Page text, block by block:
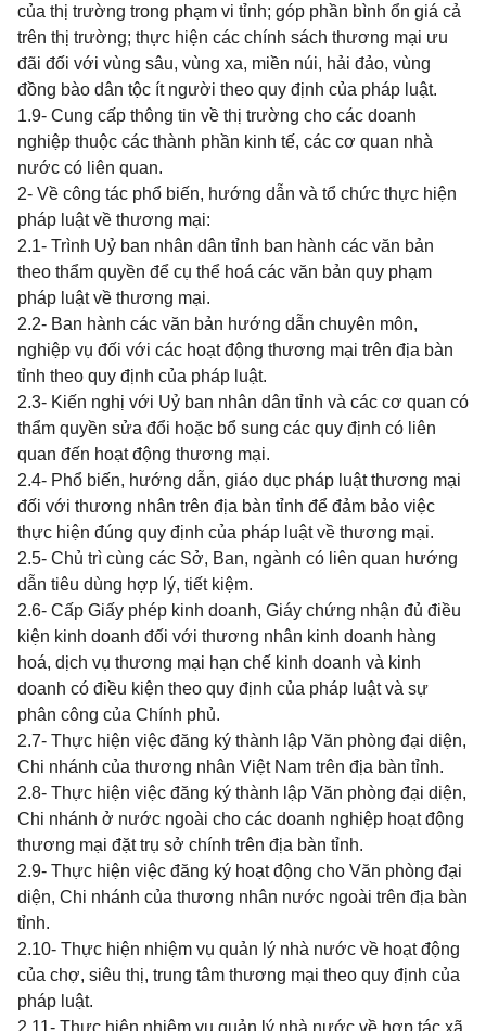
của thị trường trong phạm vi tỉnh; góp phần bình ổn giá cả
trên thị trường; thực hiện các chính sách thương mại ưu
đãi đối với vùng sâu, vùng xa, miền núi, hải đảo, vùng
đồng bào dân tộc ít người theo quy định của pháp luật.
1.9- Cung cấp thông tin về thị trường cho các doanh
nghiệp thuộc các thành phần kinh tế, các cơ quan nhà
nước có liên quan.
2- Về công tác phổ biến, hướng dẫn và tổ chức thực hiện
pháp luật về thương mại:
2.1- Trình Uỷ ban nhân dân tỉnh ban hành các văn bản
theo thẩm quyền để cụ thể hoá các văn bản quy phạm
pháp luật về thương mại.
2.2- Ban hành các văn bản hướng dẫn chuyên môn,
nghiệp vụ đối với các hoạt động thương mại trên địa bàn
tỉnh theo quy định của pháp luật.
2.3- Kiến nghị với Uỷ ban nhân dân tỉnh và các cơ quan có
thẩm quyền sửa đổi hoặc bổ sung các quy định có liên
quan đến hoạt động thương mại.
2.4- Phổ biến, hướng dẫn, giáo dục pháp luật thương mại
đối với thương nhân trên địa bàn tỉnh để đảm bảo việc
thực hiện đúng quy định của pháp luật về thương mại.
2.5- Chủ trì cùng các Sở, Ban, ngành có liên quan hướng
dẫn tiêu dùng hợp lý, tiết kiệm.
2.6- Cấp Giấy phép kinh doanh, Giáy chứng nhận đủ điều
kiện kinh doanh đối với thương nhân kinh doanh hàng
hoá, dịch vụ thương mại hạn chế kinh doanh và kinh
doanh có điều kiện theo quy định của pháp luật và sự
phân công của Chính phủ.
2.7- Thực hiện việc đăng ký thành lập Văn phòng đại diện,
Chi nhánh của thương nhân Việt Nam trên địa bàn tỉnh.
2.8- Thực hiện việc đăng ký thành lập Văn phòng đại diện,
Chi nhánh ở nước ngoài cho các doanh nghiệp hoạt động
thương mại đặt trụ sở chính trên địa bàn tỉnh.
2.9- Thực hiện việc đăng ký hoạt động cho Văn phòng đại
diện, Chi nhánh của thương nhân nước ngoài trên địa bàn
tỉnh.
2.10- Thực hiện nhiệm vụ quản lý nhà nước về hoạt động
của chợ, siêu thị, trung tâm thương mại theo quy định của
pháp luật.